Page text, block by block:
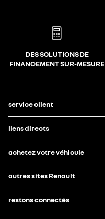
DES SOLUTIONS DE
FINANCEMENT SUR-MESURE
service client
liens directs
achetez votre véhicule
autres sites Renault
restons connectés